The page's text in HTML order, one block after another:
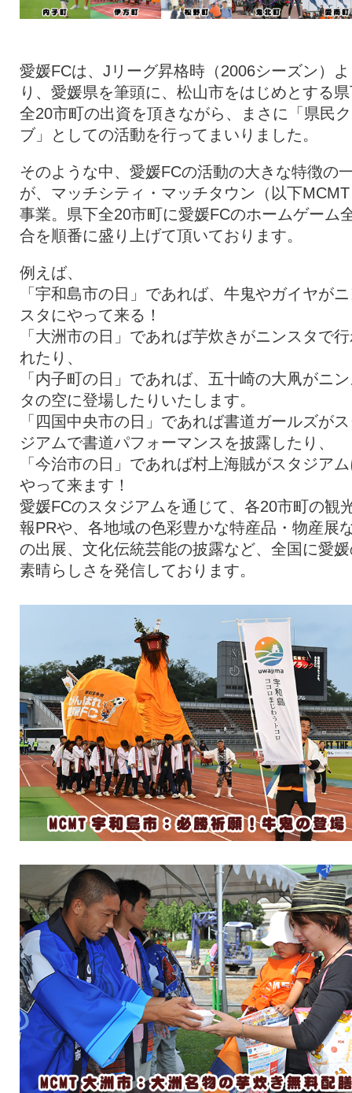
愛媛FCは、Jリーグ昇格時（2006シーズン）よ
り、愛媛県を筆頭に、松山市をはじめとする
全20市町の出資を頂きながら、まさに「県民
ブ」としての活動を行ってまいりました。
そのような中、愛媛FCの活動の大きな特徴の
が、マッチシティ・マッチタウン（以下
事業。県下全20市町に愛媛FCのホームゲーム
合を順番に盛り上げて頂いております。
例えば、
「宇和島市の日」であれば、牛鬼やガイヤが
スタにやって来る！
「大洲市の日」であれば芋炊きがニンスタで
れたり、
「内子町の日」であれば、五十崎の大凧がニ
タの空に登場したりいたします。
「四国中央市の日」であれば書道ガールズが
ジアムで書道パフォーマンスを披露したり、
「今治市の日」であれば村上海賊がスタジア
やって来ます！
愛媛FCのスタジアムを通じて、各20市町の観
報PRや、各地域の色彩豊かな特産品・物産展
の出展、文化伝統芸能の披露など、全国に愛
素晴らしさを発信しております。